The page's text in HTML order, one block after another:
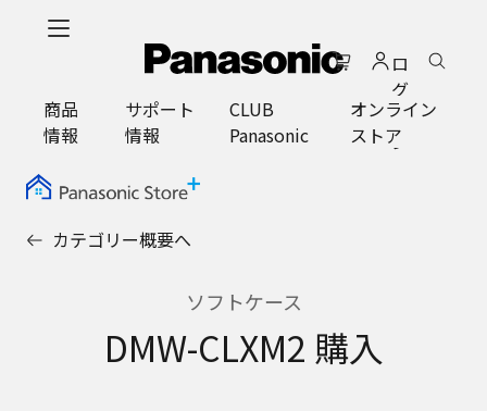
ロ
グ
イ
ン
商品
情報
サポート
情報
CLUB
Panasonic
オンライン
ストア
カテゴリー概要へ
ソフトケース
DMW-CLXM2 購入